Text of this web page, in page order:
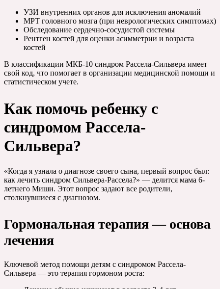
УЗИ внутренних органов для исключения аномалий
МРТ головного мозга (при неврологических симптомах)
Обследование сердечно-сосудистой системы
Рентген костей для оценки асимметрии и возраста
костей
В классификации МКБ-10 синдром Рассела-Сильвера имеет
свой код, что помогает в организации медицинской помощи и
статистическом учете.
Как помочь ребенку с
синдромом Рассела-
Сильвера?
«Когда я узнала о диагнозе своего сына, первый вопрос был:
как лечить синдром Сильвера-Рассела?» — делится мама 6-
летнего Миши. Этот вопрос задают все родители,
столкнувшиеся с диагнозом.
Гормональная терапия — основа
лечения
Ключевой метод помощи детям с синдромом Рассела-
Сильвера — это терапия гормоном роста: